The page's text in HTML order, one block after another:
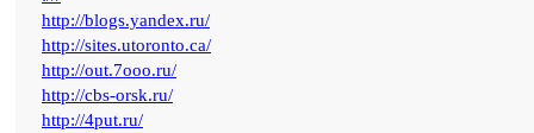
http://blogs.yandex.ru/
http://sites.utoronto.ca/
http://out.7ooo.ru/
http://cbs-orsk.ru/
http://4put.ru/